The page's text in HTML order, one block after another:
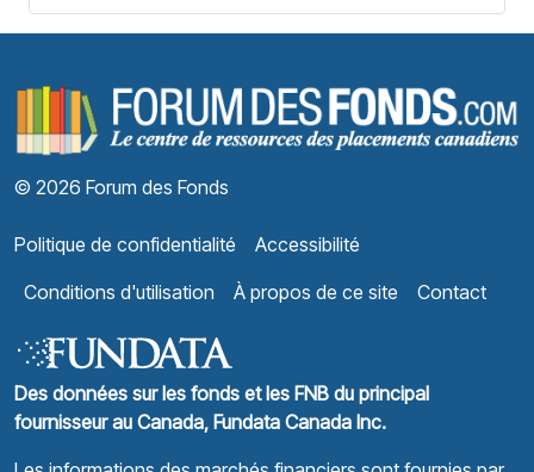
© 2026 Forum des Fonds
Politique de confidentialité
Accessibilité
Conditions d'utilisation
À propos de ce site Contact
Des données sur les fonds et les FNB du principal
fournisseur au Canada, Fundata Canada Inc.